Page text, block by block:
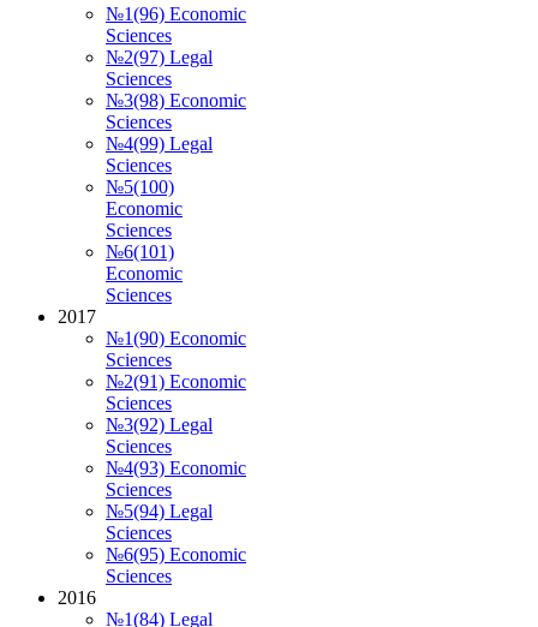
№1(96) Economic
Sciences
№2(97) Legal
Sciences
№3(98) Economic
Sciences
№4(99) Legal
Sciences
№5(100)
Economic
Sciences
№6(101)
Economic
Sciences
2017
№1(90) Economic
Sciences
№2(91) Economic
Sciences
№3(92) Legal
Sciences
№4(93) Economic
Sciences
№5(94) Legal
Sciences
№6(95) Economic
Sciences
2016
№1(84) Legal